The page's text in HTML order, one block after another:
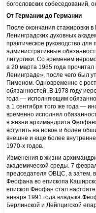
богословских собеседований,
От Германии до Германии
После окончания стажировки
Ленинградских духовных
практическое руководство
административные
литургики. Со временем
а 20 марта 1985 года
Ленинграде», после чего был
Пименом. Одновременно с
обязанностей. В 1978 году
года — исполняющим
а 1 сентября того же года —
временно исполнял
в жизни архимандрита
вступить на новое и более
внешне и еще более
1970-х годов.
Изменения в жизни
академической среды. 7
председателя ОВЦС, а затем,
Феофана во епископа
епископ Феофан стал
января 1991 года владыка
Берлинской и Лейпцигской